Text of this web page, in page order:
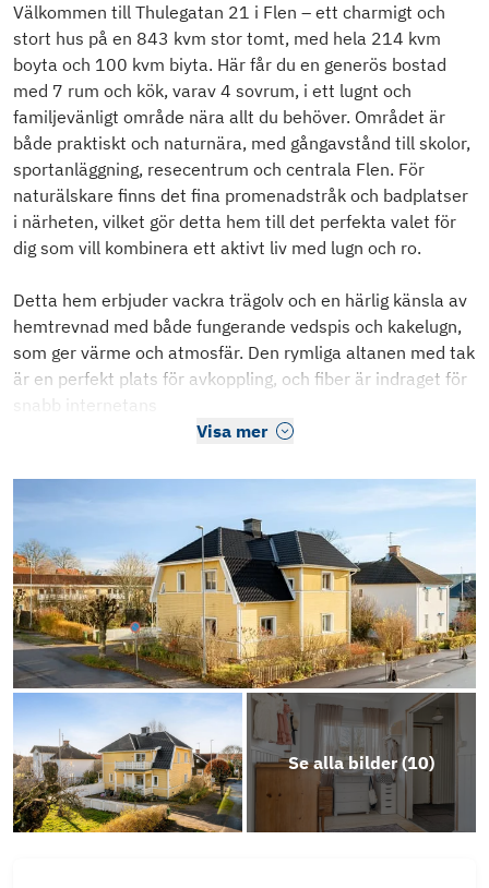
Välkommen till Thulegatan 21 i Flen – ett charmigt och
stort hus på en 843 kvm stor tomt, med hela 214 kvm
boyta och 100 kvm biyta. Här får du en generös bostad
med 7 rum och kök, varav 4 sovrum, i ett lugnt och
familjevänligt område nära allt du behöver. Området är
både praktiskt och naturnära, med gångavstånd till skolor,
sportanläggning, resecentrum och centrala Flen. För
naturälskare finns det fina promenadstråk och badplatser
i närheten, vilket gör detta hem till det perfekta valet för
dig som vill kombinera ett aktivt liv med lugn och ro.
Detta hem erbjuder vackra trägolv och en härlig känsla av
hemtrevnad med både fungerande vedspis och kakelugn,
som ger värme och atmosfär. Den rymliga altanen med tak
är en perfekt plats för avkoppling, och fiber är indraget för
snabb internetans
Visa mer
Se alla bilder (10)